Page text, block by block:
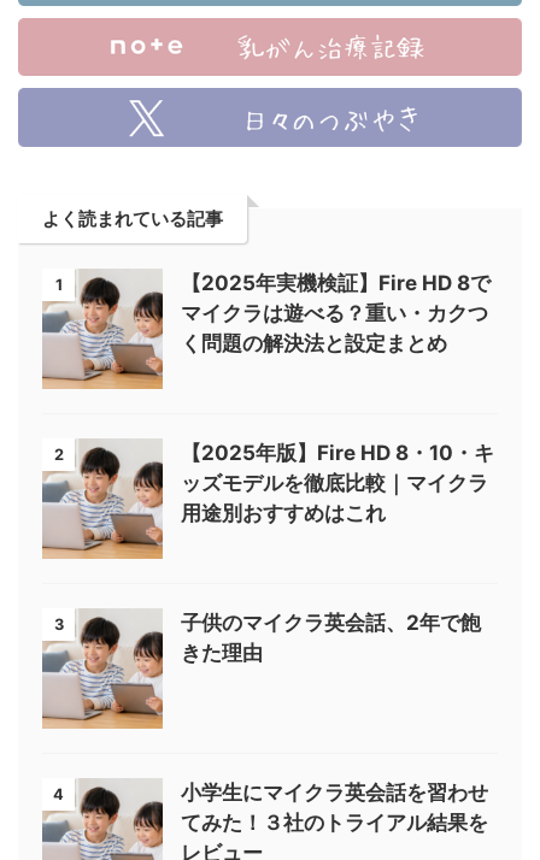
よく読まれている記事
1
【2025年実機検証】Fire HD 8で
マイクラは遊べる？重い・カクつ
く問題の解決法と設定まとめ
2
【2025年版】Fire HD 8・10・キ
ッズモデルを徹底比較｜マイクラ
用途別おすすめはこれ
3
子供のマイクラ英会話、2年で飽
きた理由
4
小学生にマイクラ英会話を習わせ
てみた！３社のトライアル結果を
レビュー